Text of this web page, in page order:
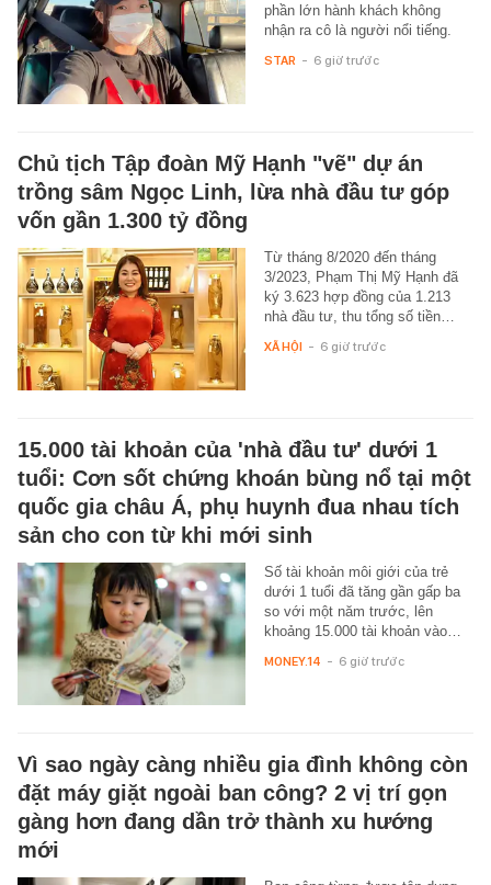
phần lớn hành khách không
nhận ra cô là người nổi tiếng.
STAR - 6 giờ trước
Chủ tịch Tập đoàn Mỹ Hạnh "vẽ" dự án
trồng sâm Ngọc Linh, lừa nhà đầu tư góp
vốn gần 1.300 tỷ đồng
Từ tháng 8/2020 đến tháng
3/2023, Phạm Thị Mỹ Hạnh đã
ký 3.623 hợp đồng của 1.213
nhà đầu tư, thu tổng số tiền…
XÃ HỘI - 6 giờ trước
15.000 tài khoản của 'nhà đầu tư' dưới 1
tuổi: Cơn sốt chứng khoán bùng nổ tại một
quốc gia châu Á, phụ huynh đua nhau tích
sản cho con từ khi mới sinh
Số tài khoản môi giới của trẻ
dưới 1 tuổi đã tăng gần gấp ba
so với một năm trước, lên
khoảng 15.000 tài khoản vào…
MONEY.14 - 6 giờ trước
Vì sao ngày càng nhiều gia đình không còn
đặt máy giặt ngoài ban công? 2 vị trí gọn
gàng hơn đang dần trở thành xu hướng
mới